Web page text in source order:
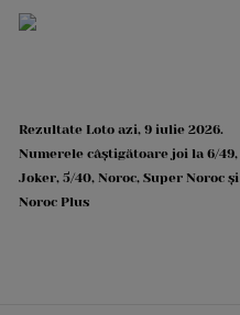
Rezultate Loto azi, 9 iulie 2026.
Numerele câștigătoare joi la 6/49,
Joker, 5/40, Noroc, Super Noroc și
Noroc Plus